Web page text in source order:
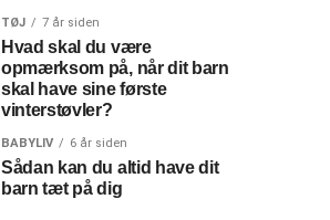
TØJ 7 år siden
Hvad skal du være
opmærksom på, når dit barn
skal have sine første
vinterstøvler?
BABYLIV 6 år siden
Sådan kan du altid have dit
barn tæt på dig